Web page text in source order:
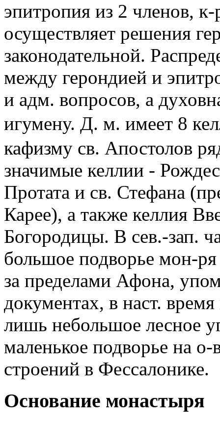
эпитропия из 2 членов,
осуществляет решения
законодательной.
между герондией и
и адм. вопросов, а
игумену. Д. м. имеет 8
кафизму св. Апостолов
значимые келлии -
Протата и св. Стефана
Карее), а также келлия
Богородицы. В сев.-зап.
большое подворье мон-
за пределами Афона,
документах, в наст.
лишь небольшое лесное
маленькое подворье на
строений в Фессалонике.
Основание монастыря